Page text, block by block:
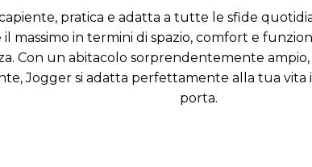
pratica e adatta a tutte le sfide
massimo in termini di spazio, comfort e
Con un abitacolo sorprendentemente
Jogger si adatta perfettamente alla tua vita
porta.